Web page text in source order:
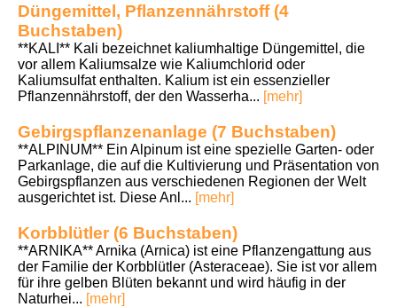
Düngemittel, Pflanzennährstoff (4
Buchstaben)
**KALI** Kali bezeichnet kaliumhaltige Düngemittel, die
vor allem Kaliumsalze wie Kaliumchlorid oder
Kaliumsulfat enthalten. Kalium ist ein essenzieller
Pflanzennährstoff, der den Wasserha... [mehr]
Gebirgspflanzenanlage (7 Buchstaben)
**ALPINUM** Ein Alpinum ist eine spezielle Garten- oder
Parkanlage, die auf die Kultivierung und Präsentation von
Gebirgspflanzen aus verschiedenen Regionen der Welt
ausgerichtet ist. Diese Anl... [mehr]
Korbblütler (6 Buchstaben)
**ARNIKA** Arnika (Arnica) ist eine Pflanzengattung aus
der Familie der Korbblütler (Asteraceae). Sie ist vor allem
für ihre gelben Blüten bekannt und wird häufig in der
Naturhei... [mehr]